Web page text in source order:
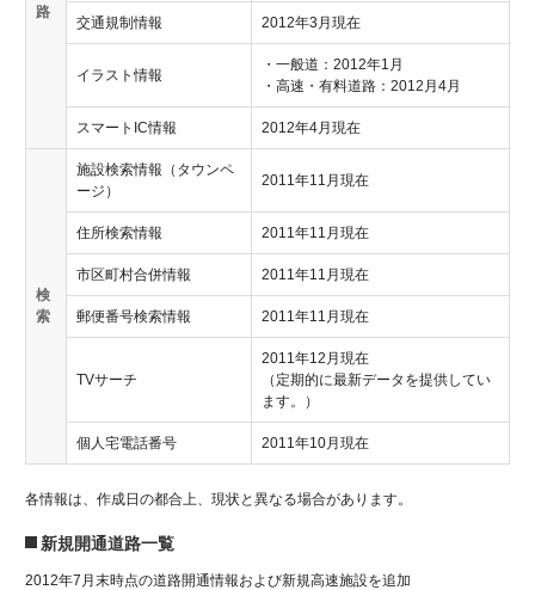
路
交通規制情報 2012年3月現在
イラスト情報
・一般道：2012年1月
・高速・有料道路：2012月4月
スマートIC情報 2012年4月現在
検
索
施設検索情報（タウンペ
ージ）
2011年11月現在
住所検索情報 2011年11月現在
市区町村合併情報 2011年11月現在
郵便番号検索情報 2011年11月現在
TVサーチ
2011年12月現在
（定期的に最新データを提供してい
ます。）
個人宅電話番号 2011年10月現在
各情報は、作成日の都合上、現状と異なる場合があります。
新規開通道路一覧
2012年7月末時点の道路開通情報および新規高速施設を追加